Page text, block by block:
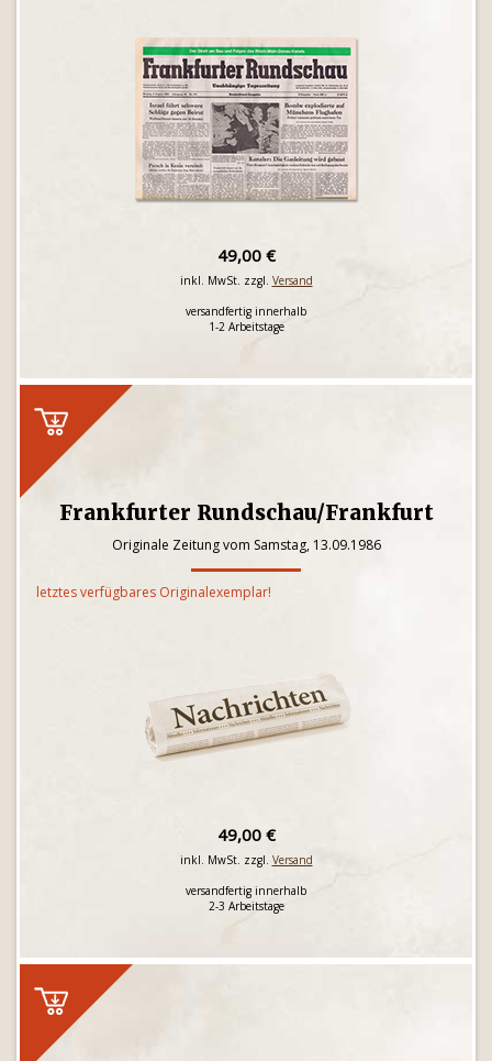
49,00 €
inkl. MwSt. zzgl. Versand
versandfertig innerhalb
1-2 Arbeitstage
Frankfurter Rundschau/Frankfurt
Originale Zeitung vom Samstag, 13.09.1986
letztes verfügbares Originalexemplar!
49,00 €
inkl. MwSt. zzgl. Versand
versandfertig innerhalb
2-3 Arbeitstage